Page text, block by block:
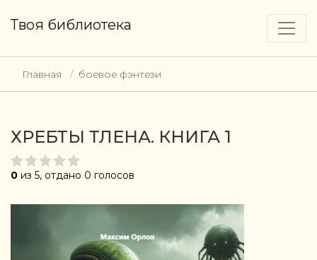
Твоя библиотека
Главная боевое фэнтези
ХРЕБТЫ ТЛЕНА. КНИГА 1
0 из 5, отдано 0 голосов